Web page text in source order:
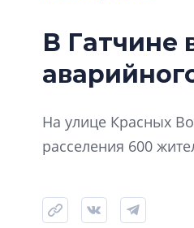
В Гатчине
На улице Красных
расселения 600